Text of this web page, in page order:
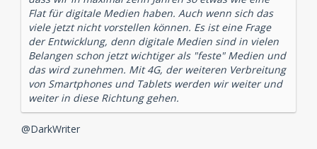
konservativ und geht im Bereich der digitalen
Geschäftsfelder für die
nächsten drei Jahre weder von grösseren
Kannibalisierungseffekten der
Streamingdienste auf die À-la-carte- Downloads noch
von wesentlichen
positiven Impulsen aus.
Flat für digitale Medien haben. Auch wenn sich das
viele jetzt nicht vorstellen können. Es ist eine Frage
der Entwicklung, denn digitale Medien sind in vielen
Belangen schon jetzt wichtiger als "feste" Medien und
das wird zunehmen. Mit 4G, der weiteren Verbreitung
von Smartphones und Tablets werden wir weiter und
weiter in diese Richtung gehen.
@DarkWriter